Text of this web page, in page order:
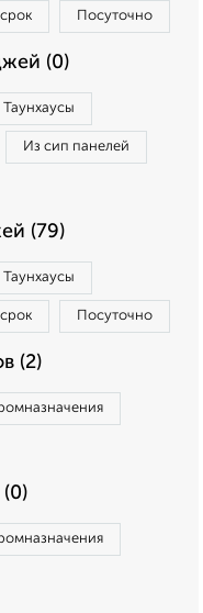
Посуточно
(0)
Таунхаусы
Из сип панелей
(79)
Таунхаусы
Посуточно
(2)